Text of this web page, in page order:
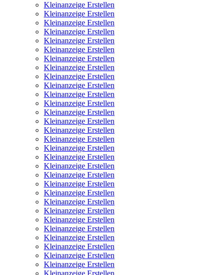
Kleinanzeige Erstellen
Kleinanzeige Erstellen
Kleinanzeige Erstellen
Kleinanzeige Erstellen
Kleinanzeige Erstellen
Kleinanzeige Erstellen
Kleinanzeige Erstellen
Kleinanzeige Erstellen
Kleinanzeige Erstellen
Kleinanzeige Erstellen
Kleinanzeige Erstellen
Kleinanzeige Erstellen
Kleinanzeige Erstellen
Kleinanzeige Erstellen
Kleinanzeige Erstellen
Kleinanzeige Erstellen
Kleinanzeige Erstellen
Kleinanzeige Erstellen
Kleinanzeige Erstellen
Kleinanzeige Erstellen
Kleinanzeige Erstellen
Kleinanzeige Erstellen
Kleinanzeige Erstellen
Kleinanzeige Erstellen
Kleinanzeige Erstellen
Kleinanzeige Erstellen
Kleinanzeige Erstellen
Kleinanzeige Erstellen
Kleinanzeige Erstellen
Kleinanzeige Erstellen
Kleinanzeige Erstellen